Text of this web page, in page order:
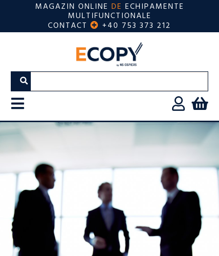
MAGAZIN ONLINE DE ECHIPAMENTE
MULTIFUNCTIONALE
CONTACT +40 753 373 212